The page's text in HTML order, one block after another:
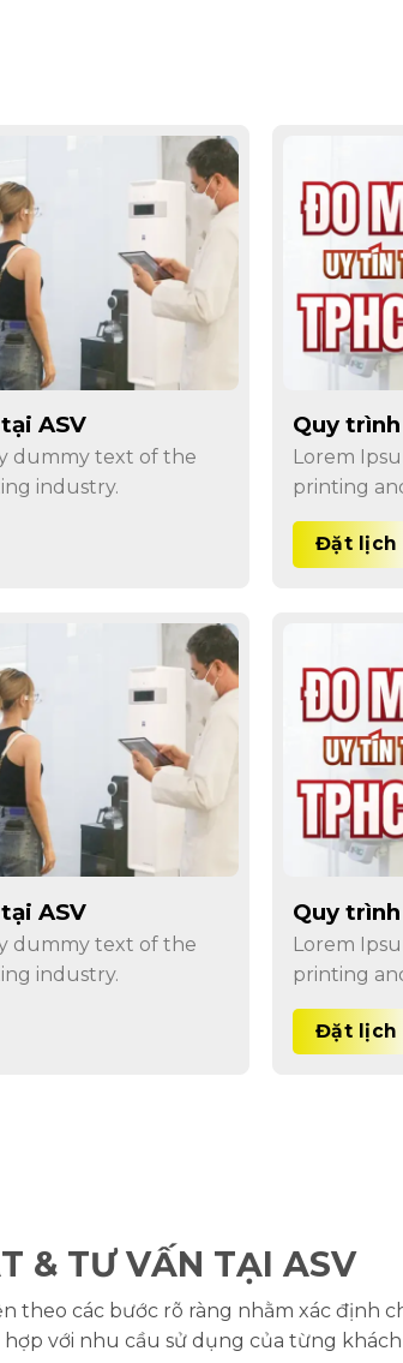
ASV
dummy text of the
industry.
Quy
Lorem
printing
Đặt lịch
ASV
dummy text of the
industry.
Quy
Lorem
printing
Đặt lịch
& TƯ VẤN TẠI ASV
theo các bước rõ ràng nhằm xác định
với nhu cầu sử dụng của từng khách